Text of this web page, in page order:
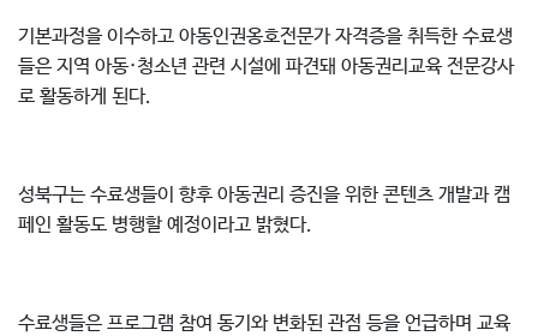
기본과정을 이수하고 아동인권옹호전문가 자격증을 취득한 수료생
들은 지역 아동·청소년 관련 시설에 파견돼 아동권리교육 전문강사
로 활동하게 된다.
성북구는 수료생들이 향후 아동권리 증진을 위한 콘텐츠 개발과 캠
페인 활동도 병행할 예정이라고 밝혔다.
수료생들은 프로그램 참여 동기와 변화된 관점 등을 언급하며 교육